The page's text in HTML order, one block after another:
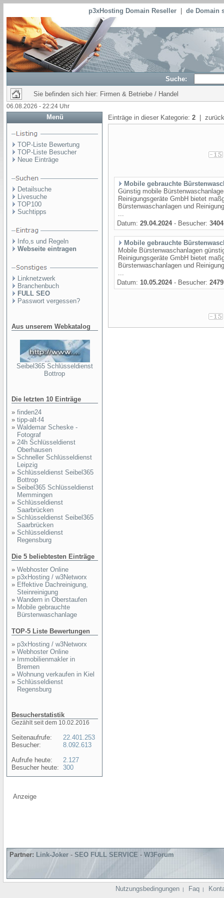
p3xHosting Domain Reseller de Domain
Suche:
Sie befinden sich hier: Firmen & Betriebe / Handel
06.08.2026 - 22:24 Uhr
Menü
TOP-Liste Bewertung
TOP-Liste Besucher
Neue Einträge
Detailsuche
Livesuche
TOP100
Suchtipps
Info,s und Regeln
Webseite eintragen
Linknetzwerk
Branchenbuch
FULL SEO
Passwort vergessen?
Aus unserem Webkatalog
Seibel365 Schlüsseldienst
Bottrop
Die letzten 10 Einträge
» finden24
» tipp-alt-f4
» Waldemar Scheske -
Fotograf
» 24h Schlüsseldienst
Oberhausen
» Schneller Schlüsseldienst
Leipzig
» Schlüsseldienst Seibel365
Bottrop
» Seibel365 Schlüsseldienst
Memmingen
» Schlüsseldienst
Saarbrücken
» Schlüsseldienst Seibel365
Saarbrücken
» Schlüsseldienst
Regensburg
Die 5 beliebtesten Einträge
» Webhoster Online
» p3xHosting / w3Networx
» Effektive Dachreinigung,
Steinreinigung
» Wandern in Oberstaufen
» Mobile gebrauchte
Bürstenwaschanlage
TOP-5 Liste Bewertungen
» p3xHosting / w3Networx
» Webhoster Online
» Immobilienmakler in
Bremen
» Wohnung verkaufen in Kiel
» Schlüsseldienst
Regensburg
Besucherstatistik
Gezählt seit dem 10.02.2016
Seitenaufrufe:
Besucher:
Aufrufe heute:
Besucher heute:
22.401.253
8.092.613
2.127
300
Einträge in dieser Kategorie: 2 |
Mobile gebrauchte
Günstig mobile
Reinigungsgeräte GmbH bietet
Bürstenwaschanlagen und
...
Datum: 29.04.2024- Besucher: 3404
Mobile gebrauchte
Mobile Bürstenwaschanlagen
Reinigungsgeräte GmbH bietet
Bürstenwaschanlagen und
...
Datum: 10.05.2024- Besucher: 2479
Anzeige
Partner: Link-Joker - SEO FULL SERVICE - W3Forum
Nutzungsbedingungen | Faq |